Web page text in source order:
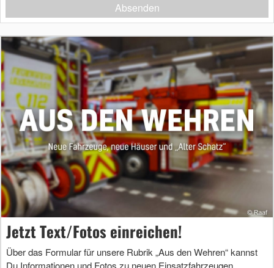
Absenden
Jetzt Text/Fotos einreichen!
Über das Formular für unsere Rubrik „Aus den Wehren“ kannst
Du Informationen und Fotos zu neuen Einsatzfahrzeugen,